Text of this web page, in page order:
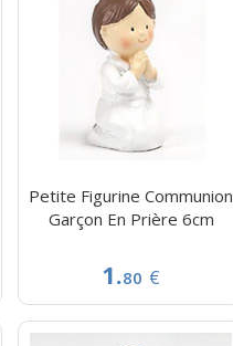
Petite Figurine Communion
Garçon En Prière 6cm
1.80 €